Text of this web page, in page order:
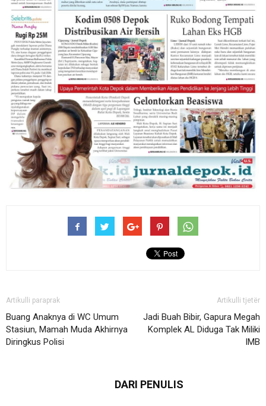
Artikulli paraprak
Buang Anaknya di WC Umum
Stasiun, Mamah Muda Akhirnya
Diringkus Polisi
Artikulli tjetër
Jadi Buah Bibir, Gapura Megah
Komplek AL Diduga Tak Miliki
IMB
DARI PENULIS